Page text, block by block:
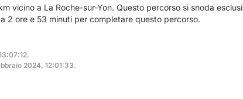
vicino a La Roche-sur-Yon. Questo percorso si snoda
2 ore e 53 minuti per completare questo percorso.
2024, 12:01:33.